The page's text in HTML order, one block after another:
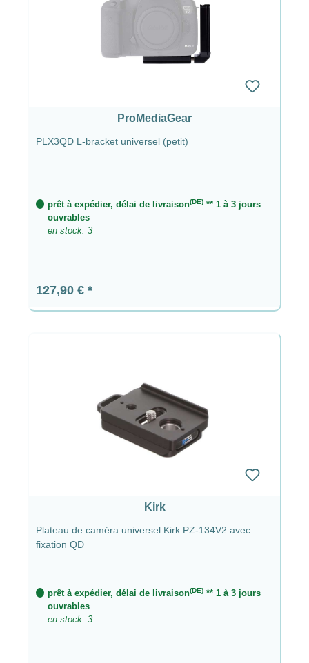
ProMediaGear
PLX3QD L-bracket universel (petit)
prêt à expédier, délai de livraison(DE) ** 1 à 3 jours
ouvrables
en stock: 3
Prix régulier :
127,90 €
Kirk
Plateau de caméra universel Kirk PZ-134V2 avec
fixation QD
prêt à expédier, délai de livraison(DE) ** 1 à 3 jours
ouvrables
en stock: 3